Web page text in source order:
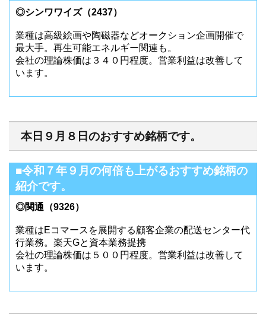
◎シンワワイズ（2437）
業種は高級絵画や陶磁器などオークション企画開催で
最大手。再生可能エネルギー関連も。
会社の理論株価は３４０円程度。営業利益は改善して
います。
本日９月８日のおすすめ銘柄です。
■令和７年９月の何倍も上がるおすすめ銘柄の
紹介です。
◎関通（9326）
業種はEコマースを展開する顧客企業の配送センター代
行業務。楽天Gと資本業務提携
会社の理論株価は５００円程度。営業利益は改善して
います。